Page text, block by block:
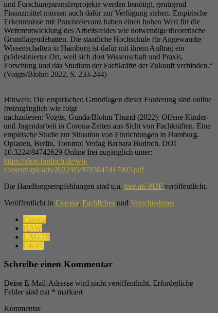
und Forschungstransferprojekte werden benötigt, genügend
Finanzmittel müssen auch dafür zur Verfügung stehen. Empirische
Erkenntnisse mit Praxisrelevanz haben einen hohen Wert für die
Weiterentwicklung des Arbeitsfeldes wie notwendige theoretische
Grundlagendebatten. Die staatliche Hochschule für Angewandte
Wissenschaften in Hamburg ist dafür mit ihrem Auftrag ein
prädestinierter Ort, weil sich dort Wissenschaft und Praxis,
Forschung und das Studium der Fachkräfte der Zukunft verbinden.“
(Voigts/Blohm 2022, S. 233-244)
Hinweis: Die empirischen Grundlagen dieser Forderung sind online
freizugänglich wie folgt
nachzulesen: Voigts, Gunda/Blohm Thurid (2022): Offene Kinder-
und Jugendarbeit in Corona-Zeiten aus Sicht von Fachkräften. Eine
empirische Studie zur Situation von Einrichtungen in Hamburg.
Opladen, Berlin, Toronto: Verlag Barbara Budrich. DOI
10.3224/84742629 Online frei zugänglich unter:
https://shop.budrich.de/wp-
content/uploads/2022/05/9783847417903.pdf
Die Handlungsempfehlungen sind u.a. hier als PDF veröffentlicht.
Veröffentlicht in Corona, Fachliches und Verschiedenes
Corona
HAW
LAG 78
OKJA
Schreibe einen Kommentar
Deine E-Mail-Adresse wird nicht veröffentlicht. Erforderliche
Felder sind mit * markiert
Kommentar